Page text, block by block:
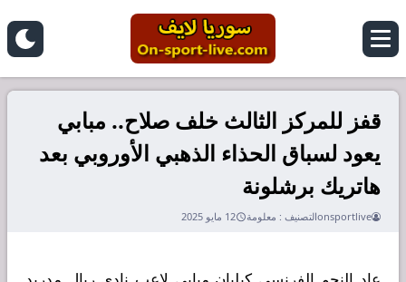
قفز للمركز الثالث خلف صلاح.. مبابي
يعود لسباق الحذاء الذهبي الأوروبي بعد
هاتريك برشلونة
onsportliveالتصنيف : معلومة 12 مايو 2025